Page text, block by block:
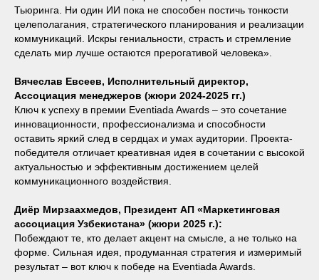
Тьюринга. Ни один ИИ пока не способен постичь тонкости
целеполагания, стратегического планирования и реализации
коммуникаций. Искры гениальности, страсть и стремление
сделать мир лучше остаются прерогативой человека».
Вячеслав Евсеев, Исполнительный директор,
Ассоциация менеджеров (жюри 2024-2025 гг.)
Ключ к успеху в премии Eventiada Awards – это сочетание
инновационности, профессионализма и способности
оставить яркий след в сердцах и умах аудитории. Проекта-
победителя отличает креативная идея в сочетании с высокой
актуальностью и эффективным достижением целей
коммуникационного воздействия.
Диёр Мирзаахмедов, Президент АП «Маркетинговая
ассоциация Узбекистана» (жюри 2025 г.):
Побеждают те, кто делает акцент на смысле, а не только на
форме. Сильная идея, продуманная стратегия и измеримый
результат – вот ключ к победе на Eventiada Awards.